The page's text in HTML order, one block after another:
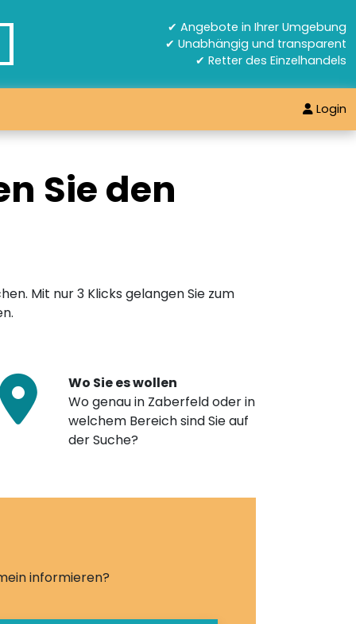
✔ Angebote in Ihrer Umgebung
✔ Unabhängig und transparent
✔ Retter des Einzelhandels
Login
Sie den
Mit nur 3 Klicks gelangen Sie zum
Wo Sie es wollen
Wo genau in Zaberfeld oder in
welchem Bereich sind Sie auf
der Suche?
informieren?